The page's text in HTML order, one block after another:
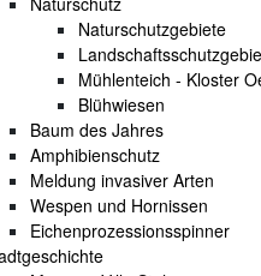
Naturschutzgebiete
Mühlenteich - Kloster
Blühwiesen
Baum des Jahres
Amphibienschutz
Meldung invasiver Arten
Wespen und Hornissen
Eichenprozessionsspinner